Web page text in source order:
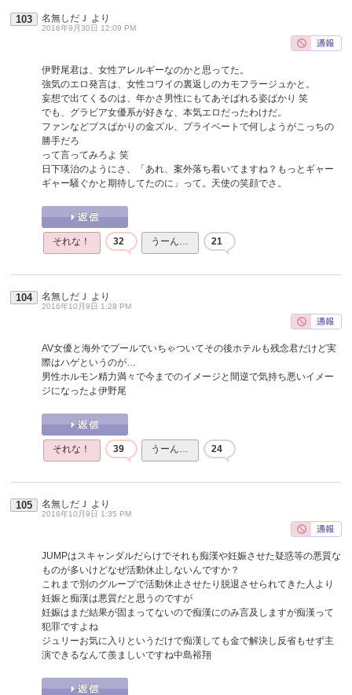
103 名無しだＪ より
2016年9月30日 12:09 PM
伊野尾君は、女性アレルギーなのかと思ってた。
強気のエロ発言は、女性コワイの裏返しのカモフラージュかと。
妄想で出てくるのは、年かさ男性にもてあそばれる姿ばかり 笑
でも、グラビア女優系が好きな、本気エロだったわけだ。
ファンなどブスばかりの金ズル、プライベートで何しようがこっちの
勝手だろ
って言ってみろよ 笑
日下瑛治のようにさ、「あれ、案外落ち着いてますね？もっとギャー
ギャー騒ぐかと期待してたのに」って。天使の笑顔でさ。
それな！ 32 うーん… 21
104 名無しだＪ より
2016年10月9日 1:28 PM
AV女優と海外でプールでいちゃついてその後ホテルも残念君だけど実
際はハゲというのが…
男性ホルモン精力満々で今までのイメージと間逆で気持ち悪いイメー
ジになったよ伊野尾
それな！ 39 うーん… 24
105 名無しだＪ より
2016年10月9日 1:35 PM
JUMPはスキャンダルだらけでそれも痴漢や妊娠させた疑惑等の悪質な
ものが多いけどなぜ活動休止しないんですか？
これまで別のグループで活動休止させたり脱退させられてきた人より
妊娠と痴漢は悪質だと思うのですが
妊娠はまだ結果が固まってないので痴漢にのみ言及しますが痴漢って
犯罪ですよね
ジュリーお気に入りというだけで痴漢しても金で解決し反省もせず主
演できるなんて羨ましいですね中島裕翔